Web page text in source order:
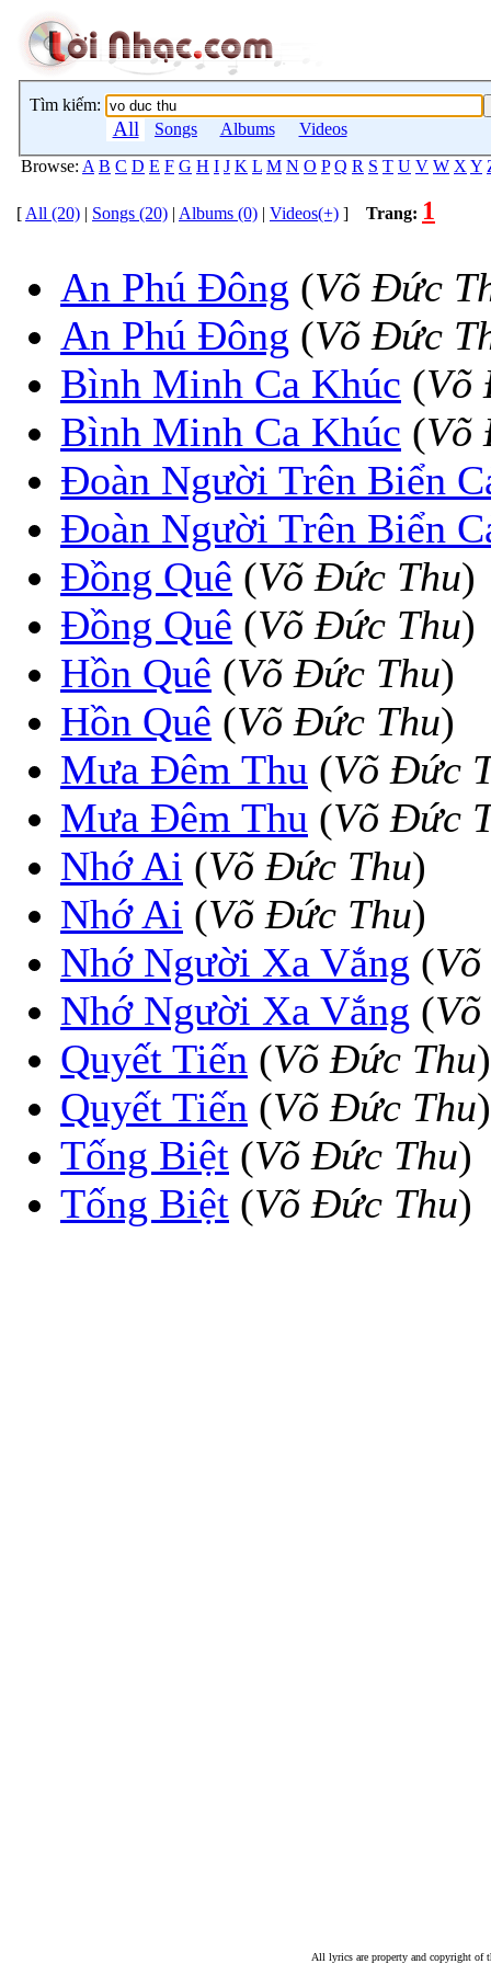
Tìm kiếm:
All Songs Albums
Videos
Browse: A B C D E F G H I J K L M N O P Q R S T U V W X Y
[ All (20) | Songs (20) | Albums (0) | Videos(+) ] Trang: 1
An Phú Đông (Võ Đức
An Phú Ðông (Võ Ðức
Bình Minh Ca Khúc (Võ
Bình Minh Ca Khúc (Võ
Đoàn Người Trên Biển
Ðoàn Người Trên Biển
Đồng Quê (Võ Đức Thu)
Ðồng Quê (Võ Ðức Thu)
Hồn Quê (Võ Đức Thu)
Hồn Quê (Võ Ðức Thu)
Mưa Đêm Thu (Võ Đức
Mưa Ðêm Thu (Võ Ðức
Nhớ Ai (Võ Đức Thu)
Nhớ Ai (Võ Ðức Thu)
Nhớ Người Xa Vắng (
Nhớ Người Xa Vắng (
Quyết Tiến (Võ Đức Thu)
Quyết Tiến (Võ Ðức Thu)
Tống Biệt (Võ Đức Thu)
Tống Biệt (Võ Ðức Thu)
All lyrics are property and copyright of